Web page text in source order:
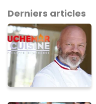
Derniers articles